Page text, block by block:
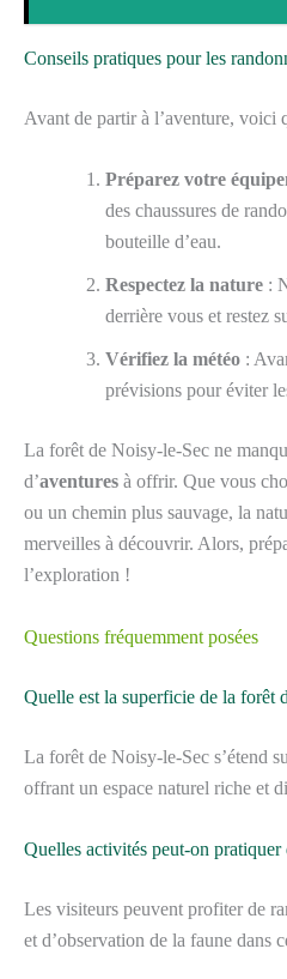
Conseils pratiques pour les
Avant de partir à l’aventure, voici
Préparez votre
des chaussures de
bouteille d’eau.
Respectez la nature :
derrière vous et restez
Vérifiez la météo :
prévisions pour éviter
La forêt de Noisy-le-Sec ne
d’aventures à offrir. Que vous
ou un chemin plus sauvage, la
merveilles à découvrir. Alors,
l’exploration !
Questions fréquemment posées
Quelle est la superficie de la forêt
La forêt de Noisy-le-Sec s’étend
offrant un espace naturel riche et
Quelles activités peut-on pratiquer
Les visiteurs peuvent profiter de
et d’observation de la faune dans